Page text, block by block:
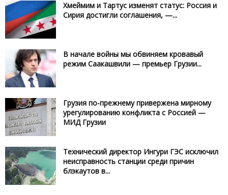
Хмеймим и Тартус изменят статус: Россия и
Сирия достигли соглашения, —...
В начале войны мы обвиняем кровавый
режим Саакашвили — премьер Грузии...
Грузия по-прежнему привержена мирному
урегулированию конфликта с Россией —
МИД Грузии
Технический директор Ингури ГЭС исключил
неисправность станции среди причин
блэкаутов в...